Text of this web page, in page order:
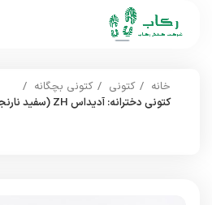
خانه کتونی
کتونی بچگانه
کتونی دخترانه: آدیداس ZH (سفید نارنجی)